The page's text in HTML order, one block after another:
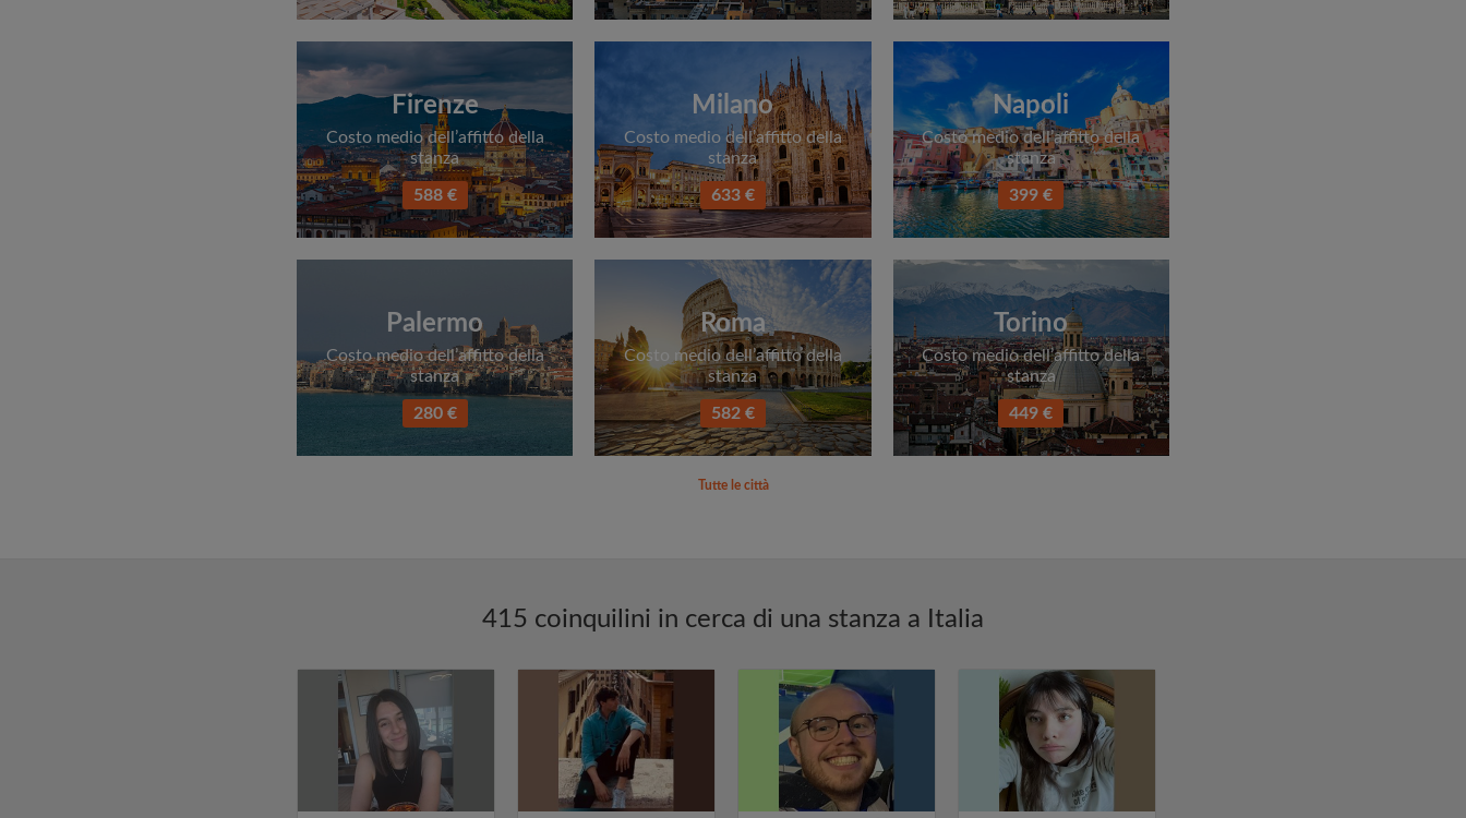
Firenze
Costo medio dell’affitto della
stanza
588 €
Milano
Costo medio dell’affitto della
stanza
633 €
Napoli
Costo medio dell’affitto della
stanza
399 €
Palermo
Costo medio dell’affitto della
stanza
280 €
Roma
Costo medio dell’affitto della
stanza
582 €
Torino
Costo medio dell’affitto della
stanza
449 €
Tutte le città
415 coinquilini in cerca di una stanza a Italia